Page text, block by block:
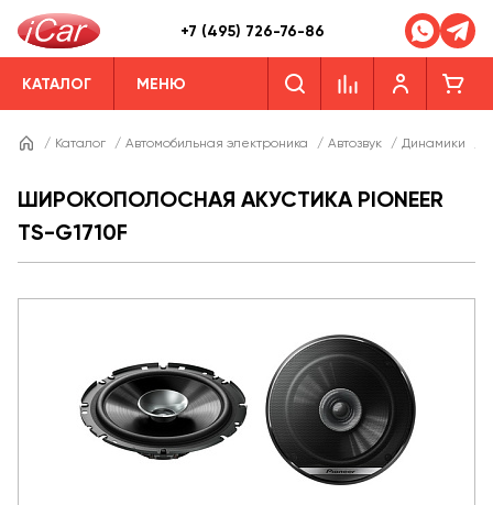
+7 (495) 726-76-86
КАТАЛОГ МЕНЮ
/ Каталог / Автомобильная электроника / Автозвук / Динамики
ШИРОКОПОЛОСНАЯ АКУСТИКА PIONEER
TS-G1710F